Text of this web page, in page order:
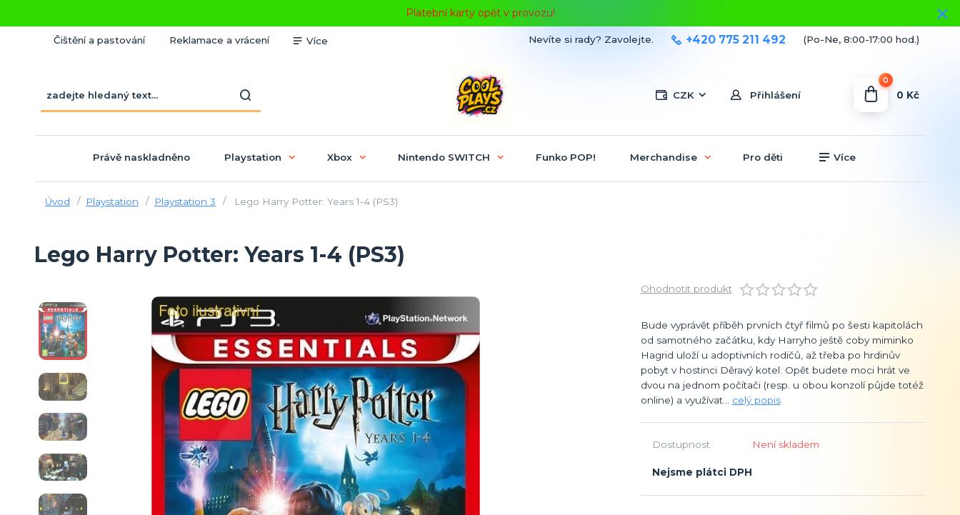
Platební karty opět v provozu!
Čištění a pastování Reklamace a vrácení Více
CZK Přihlášení
Nevíte si rady? Zavolejte. +420 775 211 492 (Po-Ne, 8:00-17:00 hod.)
0
0 Kč
Právě naskladněno Playstation Xbox Nintendo SWITCH Funko POP! Merchandise Pro děti Více
Úvod Playstation Playstation 3 Lego Harry Potter: Years 1-4 (PS3)
Lego Harry Potter: Years 1-4 (PS3)
Ohodnotit produkt
Bude vyprávět příběh prvních čtyř filmů po šesti kapitolách
od samotného začátku, kdy Harryho ještě coby miminko
Hagrid uloží u adoptivních rodičů, až třeba po hrdinův
pobyt v hostinci Děravý kotel. Opět budete moci hrát ve
dvou na jednom počítači (resp. u obou konzolí půjde totéž
online) a využívat... celý popis
Dostupnost Není skladem
Nejsme plátci DPH